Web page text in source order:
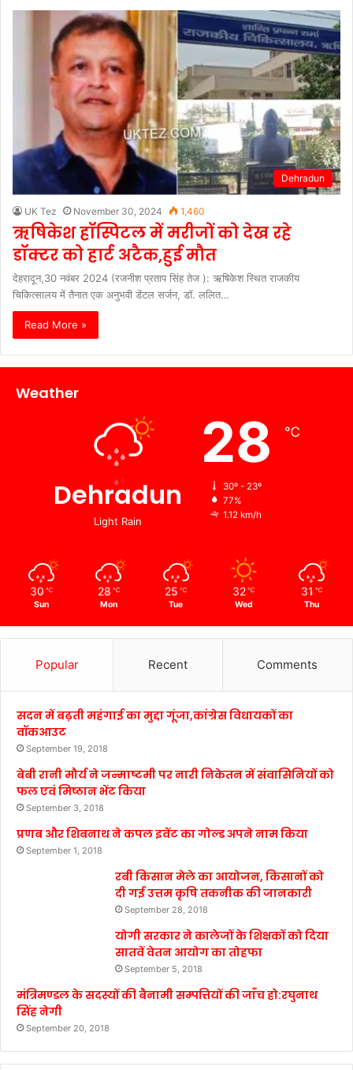
Dehradun
UK Tez November 30, 2024 1,460
ऋषिकेश हॉस्पिटल में मरीजों को देख रहे
डॉक्टर को हार्ट अटैक,हुई मौत
देहरादून,30 नवंबर 2024 (रजनीश प्रताप सिंह तेज ): ऋषिकेश स्थित राजकीय
चिकित्सालय में तैनात एक अनुभवी डेंटल सर्जन, डॉ. ललित…
Read More »
Weather
Dehradun
Light Rain
28 ℃
30º - 23º
77%
1.12 km/h
30 ℃
Sun
28 ℃
Mon
25 ℃
Tue
32 ℃
Wed
31 ℃
Thu
Popular Recent Comments
सदन में बढ़ती महंगाई का मुद्दा गूंजा,कांग्रेस विधायकों का
वॉकआउट
September 19, 2018
बेबी रानी मौर्य ने जन्माष्टमी पर नारी निकेतन में संवासिनियों को
फल एवं मिष्ठान भेंट किया
September 3, 2018
प्रणब और शिबनाथ ने कपल इवेंट का गोल्ड अपने नाम किया
September 1, 2018
रबी किसान मेले का आयोजन, किसानों को
दी गई उत्तम कृषि तकनीक की जानकारी
September 28, 2018
योगी सरकार ने कालेजों के शिक्षकों को दिया
सातवें वेतन आयोग का तोहफा
September 5, 2018
मंत्रिमण्डल के सदस्यों की बैनामी सम्पत्तियों की जाँच हो:रघुनाथ
सिंह नेगी
September 20, 2018